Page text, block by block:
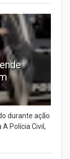
durante ação
A Polícia Civil,